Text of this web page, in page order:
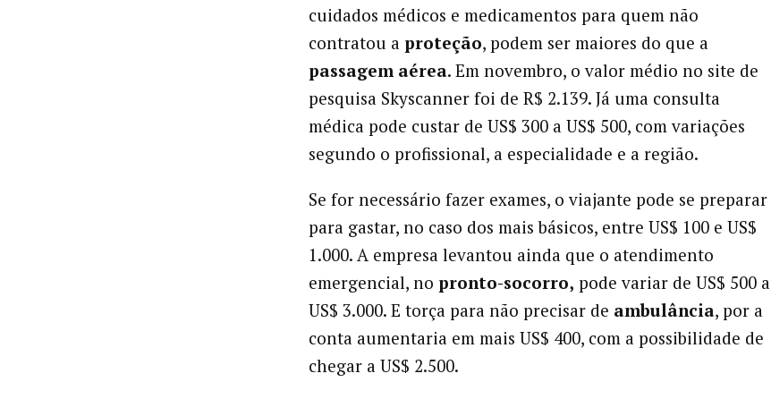
cuidados médicos e medicamentos para quem não
contratou a proteção, podem ser maiores do que a
passagem aérea. Em novembro, o valor médio no site de
pesquisa Skyscanner foi de R$ 2.139. Já uma consulta
médica pode custar de US$ 300 a US$ 500, com variações
segundo o profissional, a especialidade e a região.
Se for necessário fazer exames, o viajante pode se preparar
para gastar, no caso dos mais básicos, entre US$ 100 e US$
1.000. A empresa levantou ainda que o atendimento
emergencial, no pronto-socorro, pode variar de US$ 500 a
US$ 3.000. E torça para não precisar de ambulância, por a
conta aumentaria em mais US$ 400, com a possibilidade de
chegar a US$ 2.500.